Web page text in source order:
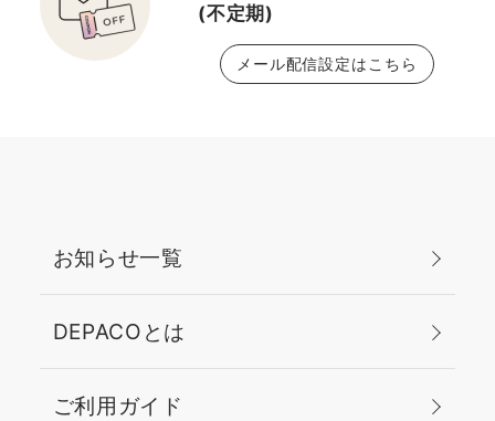
(不定期)
メール配信設定はこちら
お知らせ一覧
DEPACOとは
ご利用ガイド